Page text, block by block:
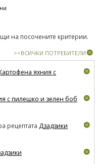
на посочените критерии.
>>ВСИЧКИ ПОТРЕБИТЕЛИ
яхния с
с пилешко и зелен боб
рецептата Дзадзики